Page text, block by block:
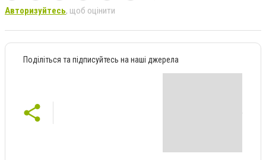
Авторизуйтесь, щоб оцінити
Поділіться та підписуйтесь на наші джерела